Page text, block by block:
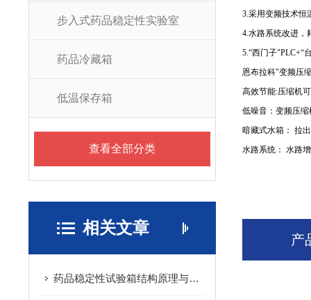
步入式药品稳定性实验室
药品冷藏箱
低温保存箱
查看全部分类
相关文章
药品稳定性试验箱结构原理与基本介绍
3.采用变频技术恒
4.水路系统改进，
5.“西门子"PLC+“
恩布拉科"变频压
高效节能:压缩机
低噪音：变频压
暗藏式水箱： 拉
水路系统： 水路
产